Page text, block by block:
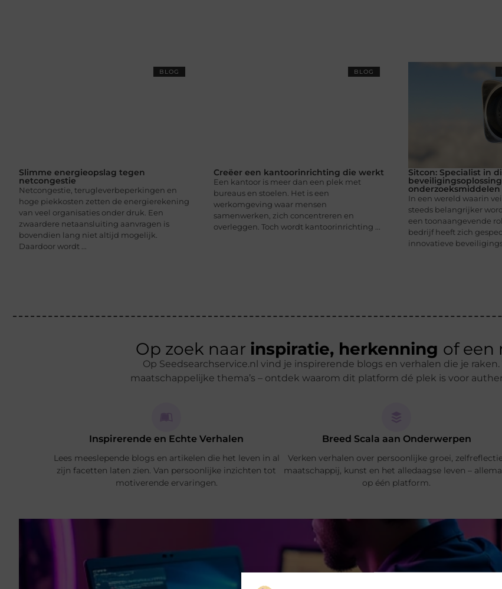
BLOG
Slimme energieopslag tegen
netcongestie
Netcongestie, terugleverbeperkingen en
hoge piekkosten zetten de energierekening
van veel organisaties onder druk. Een
zwaardere netaansluiting aanvragen is
bovendien lang niet altijd mogelijk.
Daardoor wordt ...
BLOG
Creëer een kantoorinrichting die werkt
Een kantoor is meer dan een plek met
bureaus en stoelen. Het is een
werkomgeving waar mensen
samenwerken, zich concentreren en
overleggen. Toch wordt kantoorinrichting ...
Sitcon: Specialist in
onderzoeksmiddelen
In een wereld waarin
steeds belangrijker
een toonaangevende
bedrijf heeft zich
innovatieve
Op zoek naar inspiratie, herkenning of een
Op Seedsearchservice.nl vind je inspirerende blogs en verhalen die je
maatschappelijke thema’s – ontdek waarom dit platform dé plek is voor
Inspirerende en Echte Verhalen
Lees meeslepende blogs en artikelen die het leven in al
zijn facetten laten zien. Van persoonlijke inzichten tot
motiverende ervaringen.
Breed Scala aan Onderwerpen
Verken verhalen over persoonlijke groei,
maatschappij, kunst en het alledaagse leven –
op één platform.